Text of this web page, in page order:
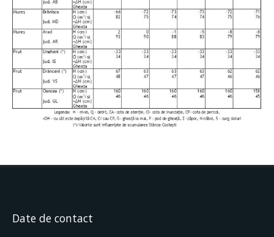
Date de contact